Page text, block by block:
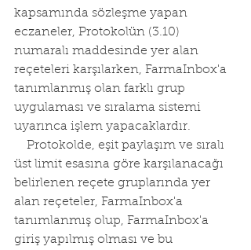
kapsamında sözleşme yapan
eczaneler, Protokolün (3.10)
numaralı maddesinde yer alan
reçeteleri karşılarken, FarmaInbox'a
tanımlanmış olan farklı grup
uygulaması ve sıralama sistemi
uyarınca işlem yapacaklardır.
üst limit esasına göre karşılanacağı
belirlenen reçete gruplarında yer
alan reçeteler, FarmaInbox'a
tanımlanmış olup, FarmaInbox'a
giriş yapılmış olması ve bu